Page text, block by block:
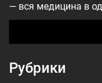
— вся медицина в
Рубрики